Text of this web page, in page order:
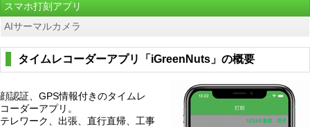
スマホ打刻アプリ
AIサーマルカメラ
タイムレコーダーアプリ「iGreenNuts」の概要
顔認証、GPS情報付きのタイムレ
コーダーアプリ。
テレワーク、出張、直行直帰、工事